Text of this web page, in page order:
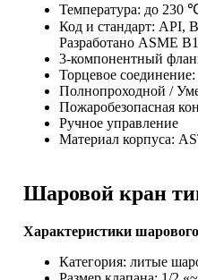
Температура: до 230
Код и стандарт: API,
Разработано ASME
3-компонентный
Торцевое
Полнопроходной /
Пожаробезопасная
Ручное управление
Материал корпуса:
Шаровой кран
Характеристики
Категория: литые